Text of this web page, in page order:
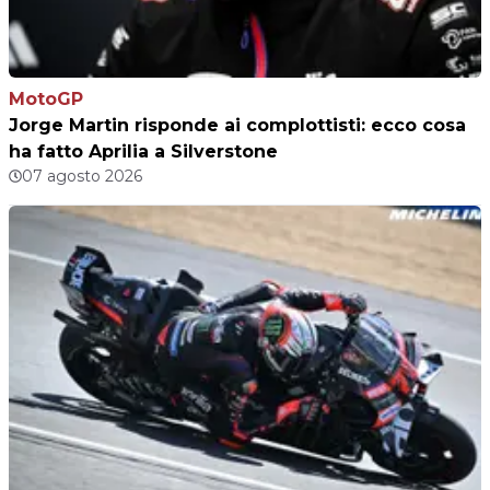
MotoGP
Jorge Martin risponde ai complottisti: ecco cosa
ha fatto Aprilia a Silverstone
07 agosto 2026